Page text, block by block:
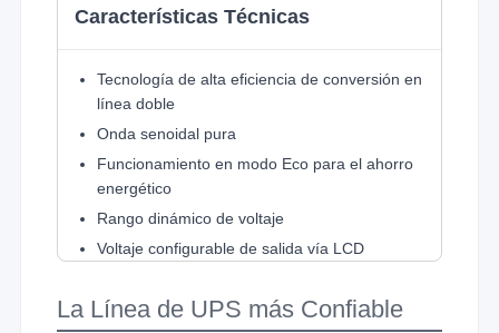
Duración con 500W: 5.0 min
Duración con 700W: 3.0 min
Duración con 800W: 2.0 min
Duración con 900W: 1.3 min
Características Técnicas
Tecnología de alta eficiencia de conversión en
línea doble
Onda senoidal pura
Funcionamiento en modo Eco para el ahorro
energético
Rango dinámico de voltaje
Voltaje configurable de salida vía LCD
respaldo
La Línea de UPS más Confiable